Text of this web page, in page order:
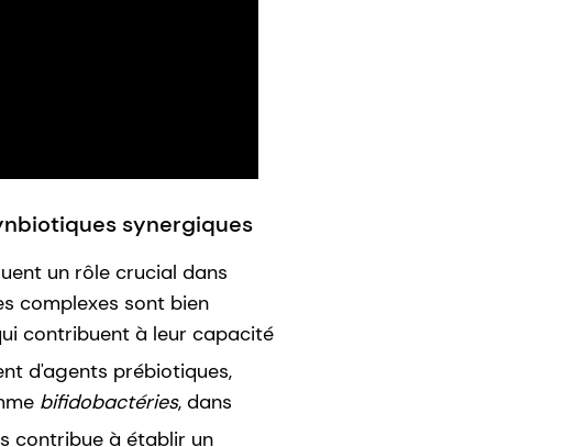
synergiques
un rôle crucial dans
complexes sont bien
contribuent à leur capacité
d'agents prébiotiques,
bifidobactéries, dans
contribue à établir un